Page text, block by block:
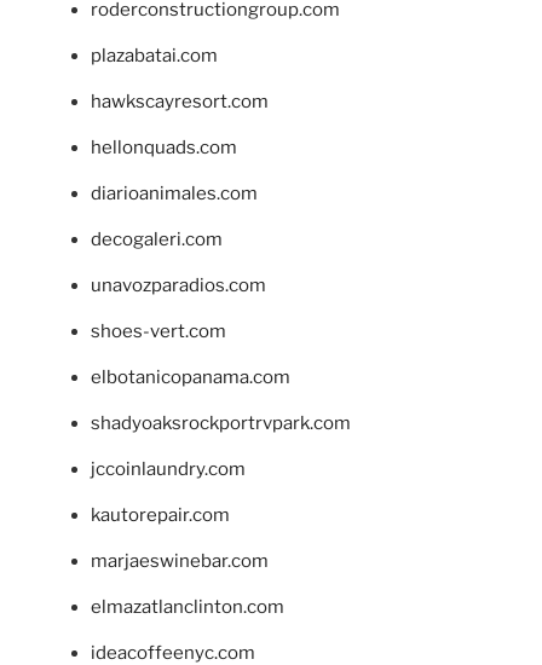
roderconstructiongroup.com
plazabatai.com
hawkscayresort.com
hellonquads.com
diarioanimales.com
decogaleri.com
unavozparadios.com
shoes-vert.com
elbotanicopanama.com
shadyoaksrockportrvpark.com
jccoinlaundry.com
kautorepair.com
marjaeswinebar.com
elmazatlanclinton.com
ideacoffeenyc.com